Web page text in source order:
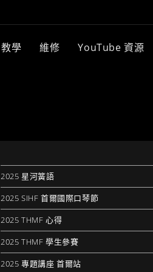
教學 維修 YouTube 資源
2025 星河簧語
2025 SIHF 首爾國際口琴節
2025 THMF 心得
2025 THMF 學生參賽
2025 專題講座 首爾站